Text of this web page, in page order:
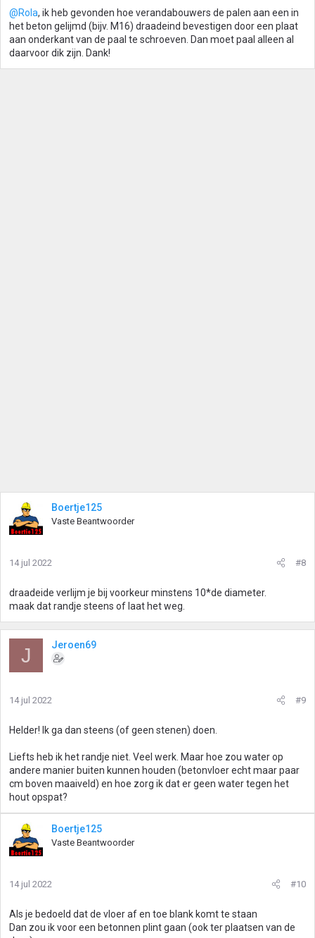
@Rola, ik heb gevonden hoe verandabouwers de palen aan een in
het beton gelijmd (bijv. M16) draadeind bevestigen door een plaat
aan onderkant van de paal te schroeven. Dan moet paal alleen al
daarvoor dik zijn. Dank!
Boertje125
Vaste Beantwoorder
14 jul 2022 #8
draadeide verlijm je bij voorkeur minstens 10*de diameter.
maak dat randje steens of laat het weg.
J Jeroen69
14 jul 2022 #9
Helder! Ik ga dan steens (of geen stenen) doen.
Liefts heb ik het randje niet. Veel werk. Maar hoe zou water op
andere manier buiten kunnen houden (betonvloer echt maar paar
cm boven maaiveld) en hoe zorg ik dat er geen water tegen het
hout opspat?
Boertje125
Vaste Beantwoorder
14 jul 2022 #10
Als je bedoeld dat de vloer af en toe blank komt te staan
Dan zou ik voor een betonnen plint gaan (ook ter plaatsen van de